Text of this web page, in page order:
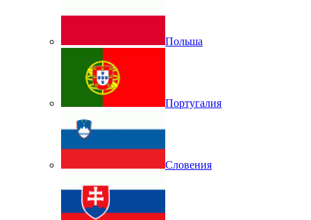
Польша
Португалия
Словения